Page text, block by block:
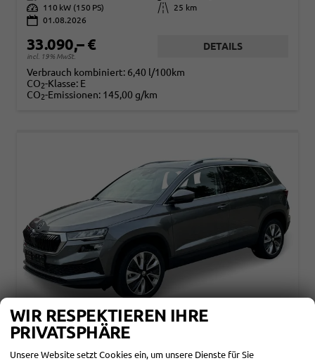
Leistung
110 kW (150 PS) Kilometerstand
25 km
01.08.2026
33.090,– €
incl. 19% MwSt.
DETAILS
Verbrauch kombiniert: 6,40 l/100km
CO2-Klasse: E
CO2-Emissionen: 145,00 g/km
SKODA KAROQ
WIR RESPEKTIEREN IHRE
PRIVATSPHÄRE
Unsere Website setzt Cookies ein, um unsere Dienste für Sie